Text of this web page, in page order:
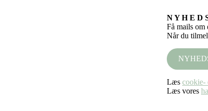
N Y H E D
Få mails om
Når du
Læs cookie-
Læs vores